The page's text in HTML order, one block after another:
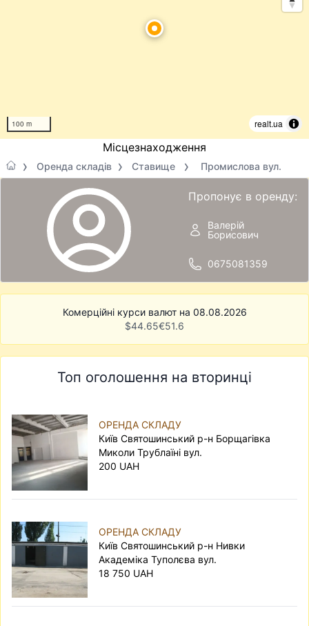
100 m realt.ua
Місцезнаходження
Оренда складів Ставище Промислова вул.
Пропонує в оренду:
Валерій
Борисович
0675081359
Комерційні курси валют на 08.08.2026
$44.65€51.6
Топ оголошення на вторинці
ОРЕНДА СКЛАДУ
Київ Святошинський р-н Борщагівка
Миколи Трублаїні вул.
200 UAH
ОРЕНДА СКЛАДУ
Київ Святошинський р-н Нивки
Академіка Туполєва вул.
18 750 UAH